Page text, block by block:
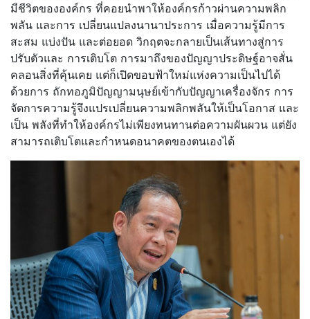
มีชีวิตขององค์กร ที่คอยนำพาให้องค์กรก้าวผ่านความพลิก
พลัน และการ เปลี่ยนแปลงนานาประการ เมื่อความรู้มีการ
สะสม แบ่งปัน และต่อยอด วิกฤตจะกลายเป็นเส้นทางสู่การ
ปรับตัวและ การเติบโต การมาถึงของปัญญาประดิษฐ์อาจสั่น
คลอนสิ่งที่คุ้นเคย แต่ก็เปิดขอบฟ้าใหม่แห่งความเป็นไปได้
ด้วยการ ถักทอภูมิปัญญามนุษย์เข้ากับปัญญาเครื่องจักร การ
จัดการความรู้จึงแปรเปลี่ยนความพลิกพลันให้เป็นโอกาส และ
เป็น พลังที่ทำให้องค์กรไม่เพียงทนทานต่อความผันผวน แต่ยัง
สามารถเติบโตและกำหนดอนาคตของตนเองได้